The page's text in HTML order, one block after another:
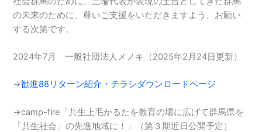
の未来のために、尊いご支援をいただきますよう、お願い
する次第です。
2024年7月 一般社団法人メノキ（2025年2月24日更新）
→勧進88リターン紹介・チラシダウンロードページ
→camp-fire「共生上毛かるたを教育の場に広げて群馬県を
「共生社会」の先進地域に！」（第３期近日公開予定）